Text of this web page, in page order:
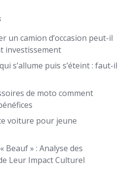
un camion d’occasion peut-il
investissement
s’allume puis s’éteint : faut-il
de moto comment
voiture pour jeune
Beauf » : Analyse des
Leur Impact Culturel